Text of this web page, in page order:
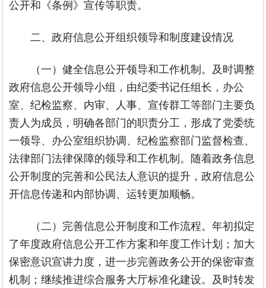
公开和《条例》宣传等职责。
二、政府信息公开组织领导和制度建设情况
（一）健全信息公开领导和工作机制。及时调整
政府信息公开领导小组，由纪委书记任组长，办公
室、纪检监察、内审、人事、宣传群工等部门主要负
责人为成员，明确各部门的职责分工，形成了党委统
一领导、办公室组织协调、纪检监察部门监督检查、
法律部门法律保障的领导和工作机制。随着政务信息
公开制度的完善和公民法人意识的提升，政府信息公
开信息传递和内部协调、运转更加顺畅。
（二）完善信息公开制度和工作流程。年初拟定
了年度政府信息公开工作方案和年度工作计划；加大
保密意识宣讲力度，进一步完善政务公开的保密审查
机制；继续推进综合服务大厅标准化建设。及时转发